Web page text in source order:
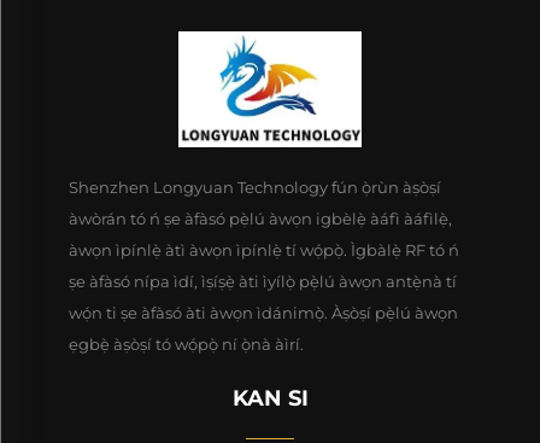
Shenzhen Longyuan Technology fún ọ̀rùn àṣòṣí
àwòrán tó ń ṣe àfàsó pẹ̀lú àwọn igbèlẹ̀ àáfì àáfìlẹ̀,
àwọn ìpínlẹ̀ àtì àwọn ìpínlẹ̀ tí wọ́pọ̀. Ìgbàlẹ̀ RF tó ń
ṣe àfàsó nípa ìdí, ìṣíṣẹ̀ àti ìyílọ̀ pẹ̀lú àwọn antẹ̀nà tí
wọ́n ti ṣe àfàsó àti àwọn ìdánimọ̀. Àṣòṣí pẹ̀lú àwọn
ẹgbẹ̀ àṣòṣí tó wọ́pọ̀ ní ọ̀nà àìrí.
KAN SI